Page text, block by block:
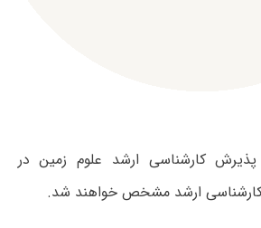
کارشناسی ارشد علوم زمین در
کارشناسی ارشد مشخص خواهند شد.